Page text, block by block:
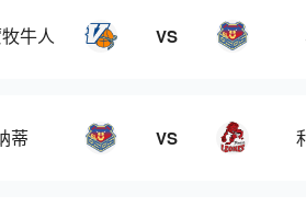
牛人 VS
蒂 VS